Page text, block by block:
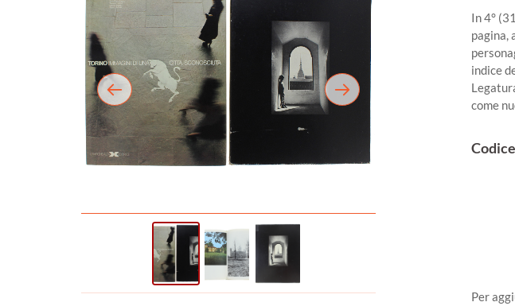
In 4°
pagina,
indice
come
Per